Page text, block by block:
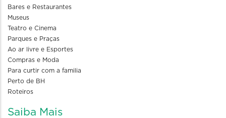
Bares e Restaurantes
Museus
Teatro e Cinema
Parques e Praças
Ao ar livre e Esportes
Compras e Moda
Para curtir com a familia
Perto de BH
Roteiros
Saiba Mais